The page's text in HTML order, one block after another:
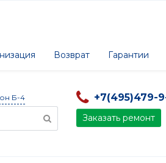
Возврат Гарантии
Б-4 +7(495)479-
Заказать ремонт